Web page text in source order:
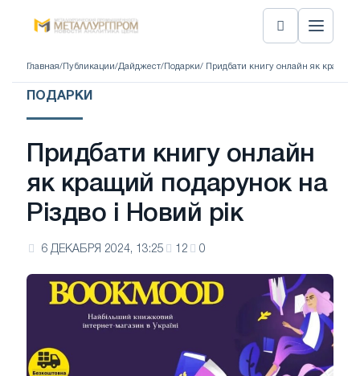
Главная/ Публикации/Дайджест/ Подарки/ Придбати книгу онлайн як кращий
ПОДАРКИ
Придбати книгу онлайн
як кращий подарунок на
Різдво і Новий рік
6 ДЕКАБРЯ 2024, 13:25 12 0